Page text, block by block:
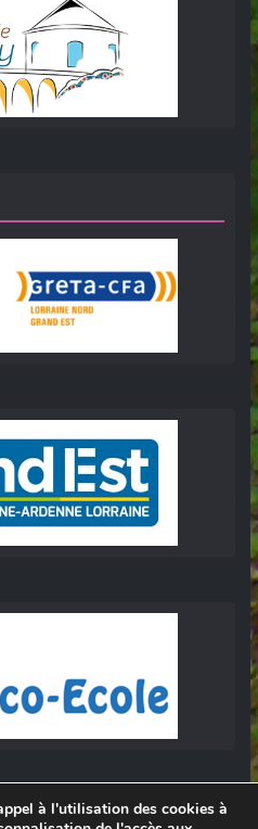
à l'utilisation des cookies à